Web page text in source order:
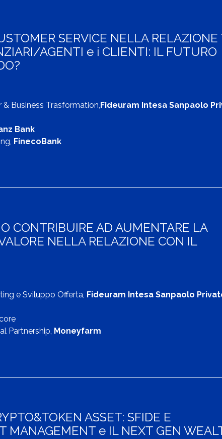
SERVICE NELLA RELAZIONE
AGENTI e i CLIENTI: IL FUTURO
& Business Trasformation,Fideuram Intesa Sanpaolo
Bank
FinecoBank
CONTRIBUIRE AD AUMENTARE LA
NELLA RELAZIONE CON IL
e Sviluppo Offerta, Fideuram Intesa Sanpaolo
Partnership, Moneyfarm
ASSET: SFIDE E
MANAGEMENT e IL NEXT GEN